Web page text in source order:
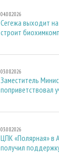
04.08.2026
Сегежа выходит
строит
03.08.2026
Заместитель
поприветствовал
03.08.2026
ЦПК «Полярная» в
получил